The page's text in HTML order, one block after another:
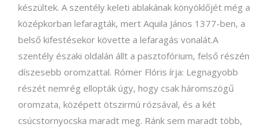
készültek. A szentély keleti ablakának könyöklőjét még a
középkorban lefaragták, mert Aquila János 1377-ben, a
belső kifestésekor követte a lefaragás vonalát.A
szentély északi oldalán állt a pasztofórium, felső részén
díszesebb oromzattal. Rómer Flóris írja: Legnagyobb
részét nemrég ellopták úgy, hogy csak háromszögű
oromzata, középett ötszirmú rózsával, és a két
csúcstornyocska maradt meg. Ránk sem maradt több,